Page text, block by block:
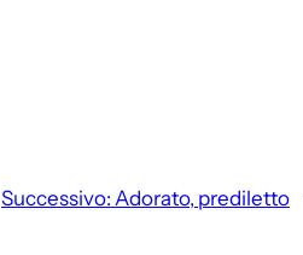
Successivo: Adorato, prediletto